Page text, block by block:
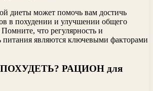
диеты может помочь вам достичь
в похудении и улучшении общего
Помните, что регулярность и
питания являются ключевыми факторами
ПОХУДЕТЬ? РАЦИОН для